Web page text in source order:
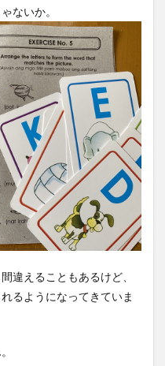
ないか。
違えることもあるけど、
るようになってきていま